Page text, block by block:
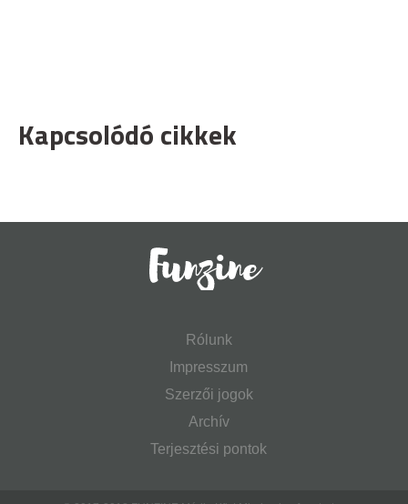
Kapcsolódó cikkek
Rólunk
Impresszum
Szerzői jogok
Archív
Terjesztési pontok